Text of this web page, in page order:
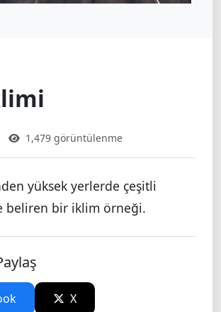
1,479 görüntülenme
yüksek yerlerde çeşitli
beliren bir iklim örneği.
X